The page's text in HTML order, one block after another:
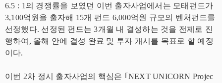
6.5 : 1의 경쟁률을 보였던 이번 출자사업에서는 모태펀드가
3,100억원을 출자해 15개 펀드 6,000억원 규모의 벤처펀드를
선정했다. 선정된 펀드는 3개월 내 결성하는 것을 전제로 진
행하여, 올해 안에 결성 완료 및 투자 개시를 목표로 할 예정
이다.
이번 2차 정시 출자사업의 핵심은 ｢NEXT UNICORN Projec